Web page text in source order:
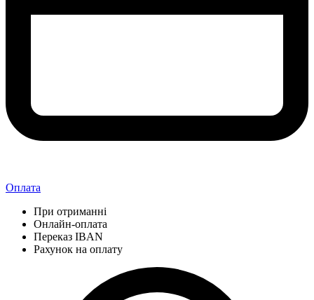
Оплата
При отриманні
Онлайн-оплата
Переказ IBAN
Рахунок на оплату